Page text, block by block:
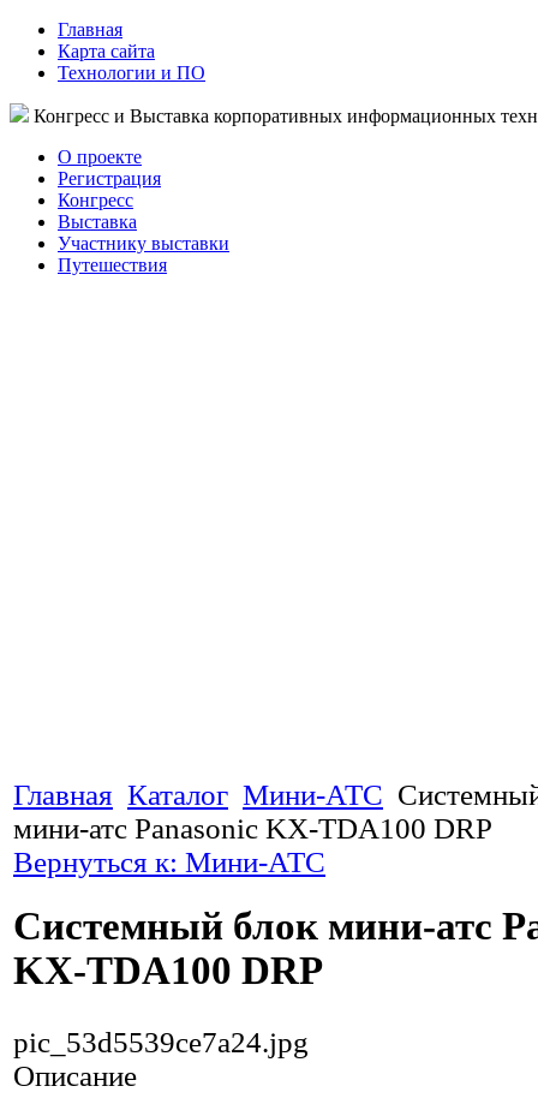
Главная
Карта сайта
Технологии и ПО
Конгресс и Выставка корпоративных информационных
О проекте
Регистрация
Конгресс
Выставка
Участнику выставки
Путешествия
Главная Каталог Мини-АТС
мини-атс Panasonic KX-TDA100 DRP
Вернуться к: Мини-АТС
Системный блок мини-атс
KX-TDA100 DRP
pic_53d5539ce7a24.jpg
Описание